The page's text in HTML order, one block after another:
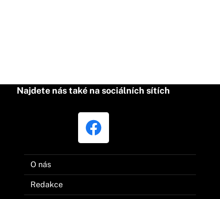
Najdete nás také na sociálních sítích
O nás
Redakce